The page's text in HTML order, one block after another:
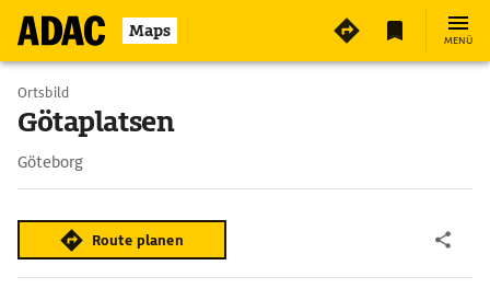
Maps MENÜ
Ortsbild
Götaplatsen
Göteborg
Route planen